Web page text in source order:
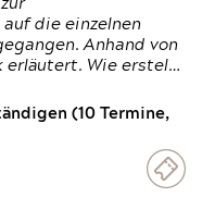
die einzelnen
Anhand von
erläutert. Wie erstel…
(10 Termine,